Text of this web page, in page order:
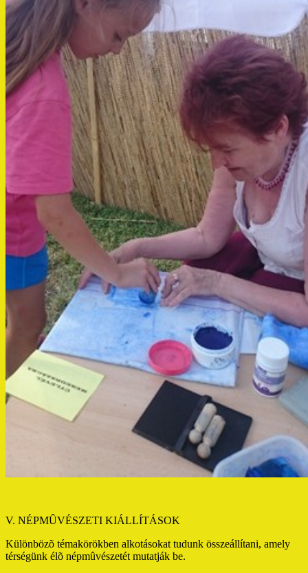
V. NÉPMÛVÉSZETI KIÁLLÍTÁSOK
Különbözõ témakörökben alkotásokat tudunk összeállítani, amely
térségünk élõ népmûvészetét mutatják be.